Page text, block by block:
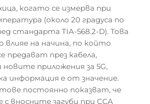
когато се измерва при
(около 20 градуса по
стандарта TIA-568.2-D). Това
влияе на начина, по който
предават през кабела,
новите приложения за 5G,
информация е от значение.
постоянно показват, че
вносните загуби при CCA